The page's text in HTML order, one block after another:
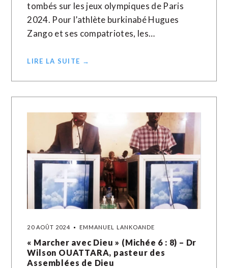
tombés sur les jeux olympiques de Paris
2024. Pour l’athlète burkinabé Hugues
Zango et ses compatriotes, les…
LIRE LA SUITE →
20 AOÛT 2024 EMMANUEL LANKOANDE
« Marcher avec Dieu » (Michée 6 : 8) – Dr
Wilson OUATTARA, pasteur des
Assemblées de Dieu